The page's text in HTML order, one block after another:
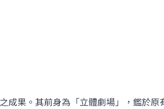
成果。其前身為「立體劇場」，鑑於